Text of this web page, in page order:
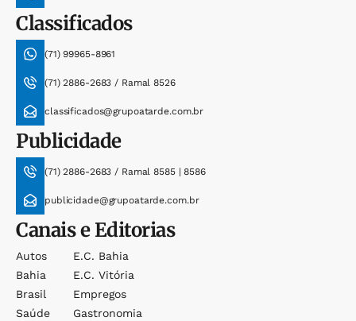
Classificados
(71) 99965-8961
(71) 2886-2683 / Ramal 8526
classificados@grupoatarde.com.br
Publicidade
(71) 2886-2683 / Ramal 8585 | 8586
publicidade@grupoatarde.com.br
Canais e Editorias
Autos
Bahia
Brasil
Saúde
E.c. Bahia
E.c. Vitória
Empregos
Gastronomia